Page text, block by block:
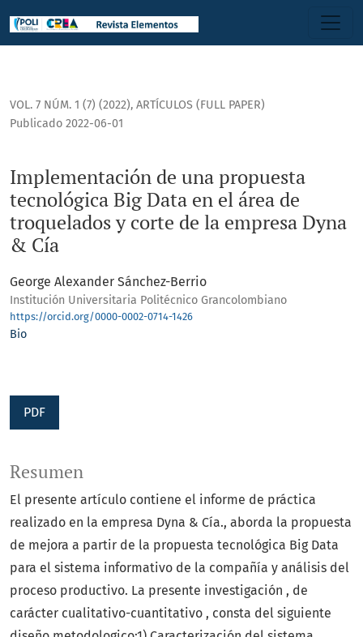
VOL. 7 NÚM. 1 (7) (2022), ARTÍCULOS (FULL PAPER)
Implementación de una propuesta
tecnológica Big Data en el área de
troquelados y corte de la empresa Dyna
& Cía
Publicado 2022-06-01
George Alexander Sánchez-Berrio
Institución Universitaria Politécnico Grancolombiano
https://orcid.org/0000-0002-0714-1426
Bio
PDF
Resumen
El presente artículo contiene el informe de práctica
realizado en la empresa Dyna & Cía., aborda la propuesta
de mejora a partir de la propuesta tecnológica Big Data
para el sistema informativo de la compañía y análisis del
proceso productivo. La presente investigación , de
carácter cualitativo-cuantitativo , consta del siguiente